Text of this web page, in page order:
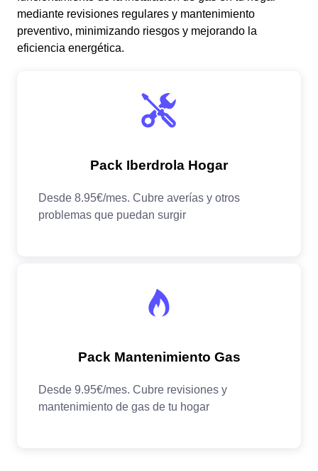
mediante revisiones regulares y mantenimiento
preventivo, minimizando riesgos y mejorando la
eficiencia energética.